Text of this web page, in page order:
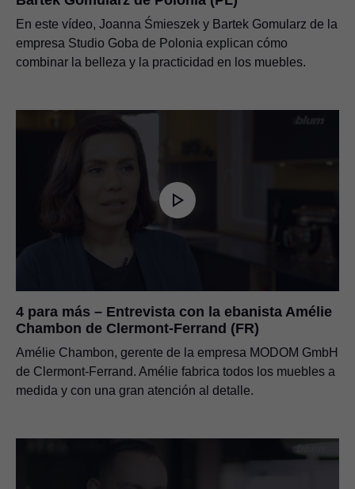
En este vídeo, Joanna Śmieszek y Bartek Gomularz de la
empresa Studio Goba de Polonia explican cómo
combinar la belleza y la practicidad en los muebles.
4 para más – Entrevista con la ebanista Amélie
Chambon de Clermont-Ferrand (FR)
Amélie Chambon, gerente de la empresa MODOM GmbH
de Clermont-Ferrand. Amélie fabrica todos los muebles a
medida y con una gran atención al detalle.